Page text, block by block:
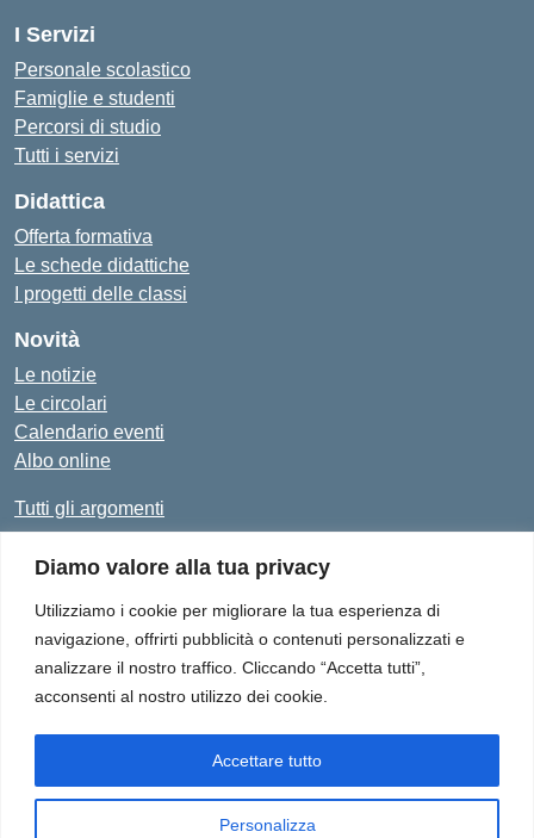
Diamo valore alla tua privacy
Utilizziamo i cookie per migliorare la tua esperienza di
navigazione, offrirti pubblicità o contenuti personalizzati e
analizzare il nostro traffico. Cliccando “Accetta tutti”,
acconsenti al nostro utilizzo dei cookie.
Personalizza
Accettare tutto
I Servizi
Personale scolastico
Famiglie e studenti
Percorsi di studio
Tutti i servizi
Didattica
Offerta formativa
Le schede didattiche
I progetti delle classi
Novità
Le notizie
Le circolari
Calendario eventi
Albo online
Tutti gli argomenti
Amministrazione TrasparenteAlbo Online
Dichiarazione di accessibilità
Istituto Comprensivo "Don Enrico Smaldone" - Via Europa 1,
SAIC8BN00Q@pec.istruzione.it